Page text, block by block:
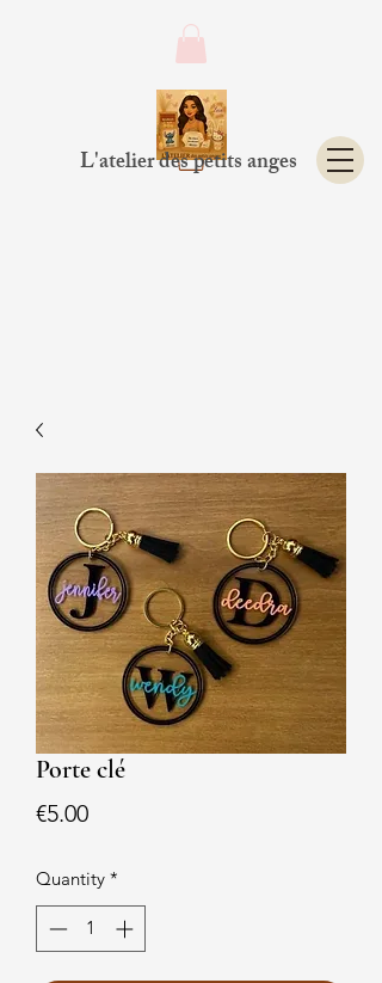
L'atelier des petits anges
Porte clé
€5.00Price
Quantity *